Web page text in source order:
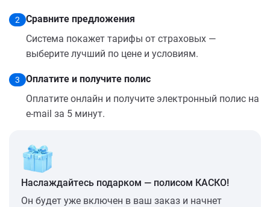
2
Сравните предложения
Система покажет тарифы от страховых —
выберите лучший по цене и условиям.
3
Оплатите и получите полис
Оплатите онлайн и получите электронный полис на
e-mail за 5 минут.
Наслаждайтесь подарком — полисом КАСКО!
Он будет уже включен в ваш заказ и начнет